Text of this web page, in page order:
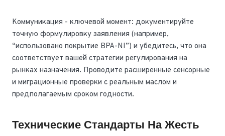
Коммуникация - ключевой момент: документируйте
точную формулировку заявления (например,
“использовано покрытие BPA-NI”) и убедитесь, что она
соответствует вашей стратегии регулирования на
рынках назначения. Проводите расширенные сенсорные
и миграционные проверки с реальным маслом и
предполагаемым сроком годности.
Технические Стандарты На Жесть